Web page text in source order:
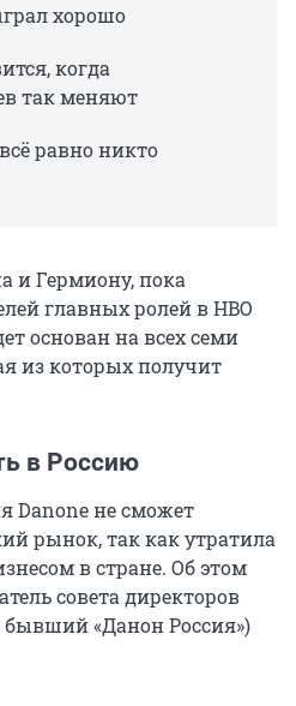
хорошо
когда
так меняют
равно никто
и Гермиону, пока
главных ролей в HBO
основан на всех семи
из которых получит
в Россию
Danone не сможет
рынок, так как утратила
в стране. Об этом
совета директоров
бывший «Данон Россия»)